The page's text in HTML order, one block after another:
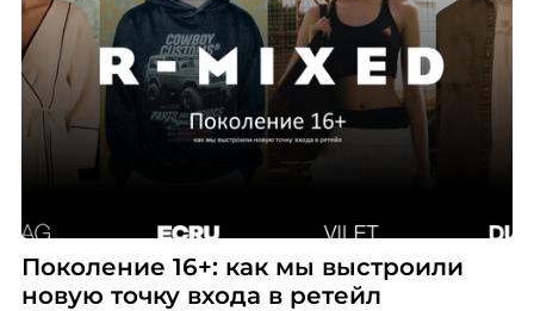
Поколение 16+: как мы выстроили
новую точку входа в ретейл